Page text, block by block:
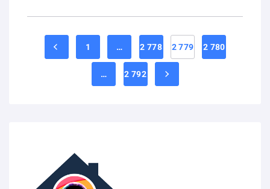
1 … 2 778 2 779 2 780
… 2 792